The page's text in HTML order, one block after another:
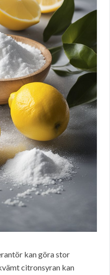
kan göra stor
citronsyran kan